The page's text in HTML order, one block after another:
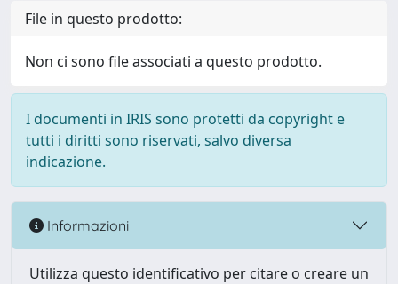
File in questo prodotto:
Non ci sono file associati a questo prodotto.
I documenti in IRIS sono protetti da copyright e
tutti i diritti sono riservati, salvo diversa
indicazione.
Informazioni
Utilizza questo identificativo per citare o creare un